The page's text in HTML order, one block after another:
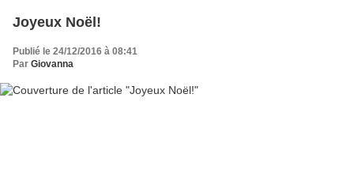
Joyeux Noël!
Publié le 24/12/2016 à 08:41
Par Giovanna